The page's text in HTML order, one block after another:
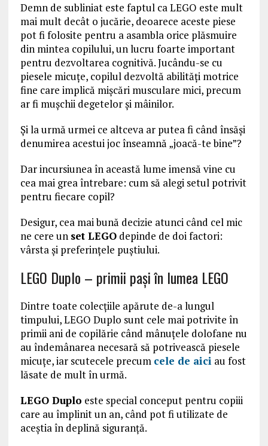
Demn de subliniat este faptul ca LEGO este mult
mai mult decât o jucărie, deoarece aceste piese
pot fi folosite pentru a asambla orice plăsmuire
din mintea copilului, un lucru foarte important
pentru dezvoltarea cognitivă. Jucându-se cu
piesele micuțe, copilul dezvoltă abilități motrice
fine care implică mișcări musculare mici, precum
ar fi mușchii degetelor și mâinilor.
Și la urmă urmei ce altceva ar putea fi când însăși
denumirea acestui joc înseamnă „joacă-te bine”?
Dar incursiunea în această lume imensă vine cu
cea mai grea întrebare: cum să alegi setul potrivit
pentru fiecare copil?
Desigur, cea mai bună decizie atunci când cel mic
ne cere un set LEGOdepinde de doi factori:
vârsta și preferințele puștiului.
LEGO Duplo – primii pași în lumea LEGO
Dintre toate colecțiile apărute de-a lungul
timpului, LEGO Duplo sunt cele mai potrivite în
primii ani de copilărie când mânuțele dolofane nu
au îndemânarea necesară să potrivească piesele
micuțe, iar scutecele precum cele de aici au fost
lăsate de mult în urmă.
LEGO Duplo este special conceput pentru copiii
care au împlinit un an, când pot fi utilizate de
aceștia în deplină siguranță.